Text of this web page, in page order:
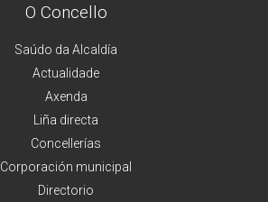
O Concello
Saúdo da Alcaldía
Actualidade
Axenda
Liña directa
Concellerías
Corporación municipal
Directorio